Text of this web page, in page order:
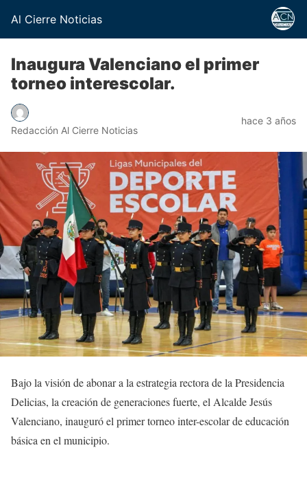
Al Cierre Noticias
Inaugura Valenciano el primer
torneo interescolar.
Redacción Al Cierre Noticias
hace 3 años
Bajo la visión de abonar a la estrategia rectora de la Presidencia
Delicias, la creación de generaciones fuerte, el Alcalde Jesús
Valenciano, inauguró el primer torneo inter-escolar de educación
básica en el municipio.